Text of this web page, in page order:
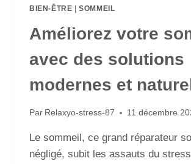
BIEN-ÊTRE |SOMMEIL
Améliorez votre
avec des solutions
modernes et
Par Relaxyo-stress-87 11 décembre
Le sommeil, ce grand réparateur
négligé, subit les assauts du